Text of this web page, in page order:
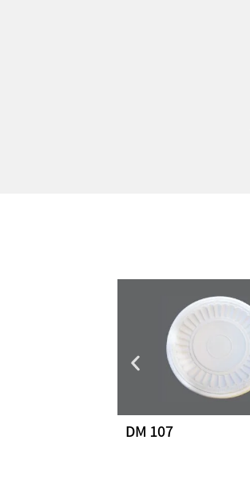
DM 107